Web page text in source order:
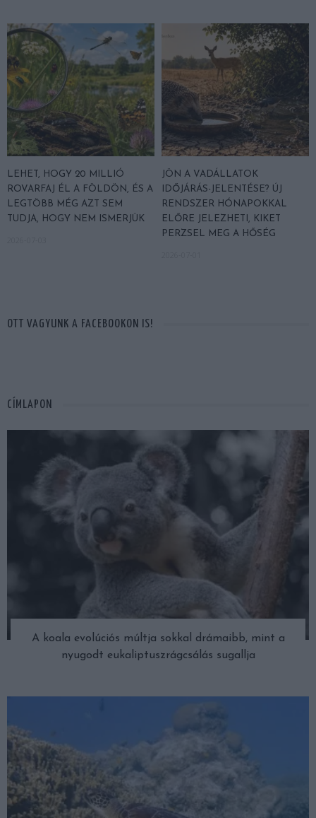
LEHET, HOGY 20 MILLIÓ
ROVARFAJ ÉL A FÖLDÖN, ÉS A
LEGTÖBB MÉG AZT SEM
TUDJA, HOGY NEM ISMERJÜK
JÖN A VADÁLLATOK
IDŐJÁRÁS-JELENTÉSE? ÚJ
RENDSZER HÓNAPOKKAL
ELŐRE JELEZHETI, KIKET
PERZSEL MEG A HŐSÉG
OTT VAGYUNK A FACEBOOKON IS!
CÍMLAPON
A koala evolúciós múltja sokkal drámaibb, mint a
nyugodt eukaliptuszrágcsálás sugallja